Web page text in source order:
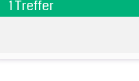
1 Treffer